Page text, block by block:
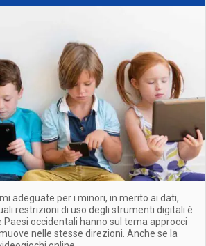
adeguate per i minori, in merito ai dati,
restrizioni di uso degli strumenti digitali è
Paesi occidentali hanno sul tema approcci
nelle stesse direzioni. Anche se la